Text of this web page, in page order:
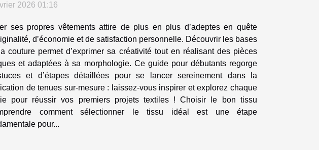
2026 01:16
ses propres vêtements attire de plus en plus d’adeptes en quête
d’économie et de satisfaction personnelle. Découvrir les bases
couture permet d’exprimer sa créativité tout en réalisant des pièces
et adaptées à sa morphologie. Ce guide pour débutants regorge
et d’étapes détaillées pour se lancer sereinement dans la
de tenues sur-mesure : laissez-vous inspirer et explorez chaque
pour réussir vos premiers projets textiles ! Choisir le bon tissu
comment sélectionner le tissu idéal est une étape
pour...